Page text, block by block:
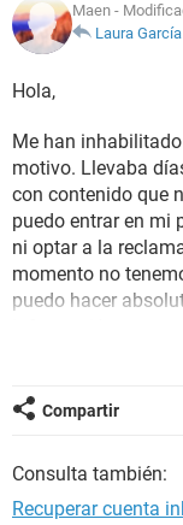
Maen -
Laura García
Hola,
Me han
motivo. Llevaba
con contenido que
puedo entrar en mi
ni optar a la
momento no
puedo hacer
Gracias,
Rocío.
Windows / Chrome
Compartir
Consulta también:
Recuperar cuenta